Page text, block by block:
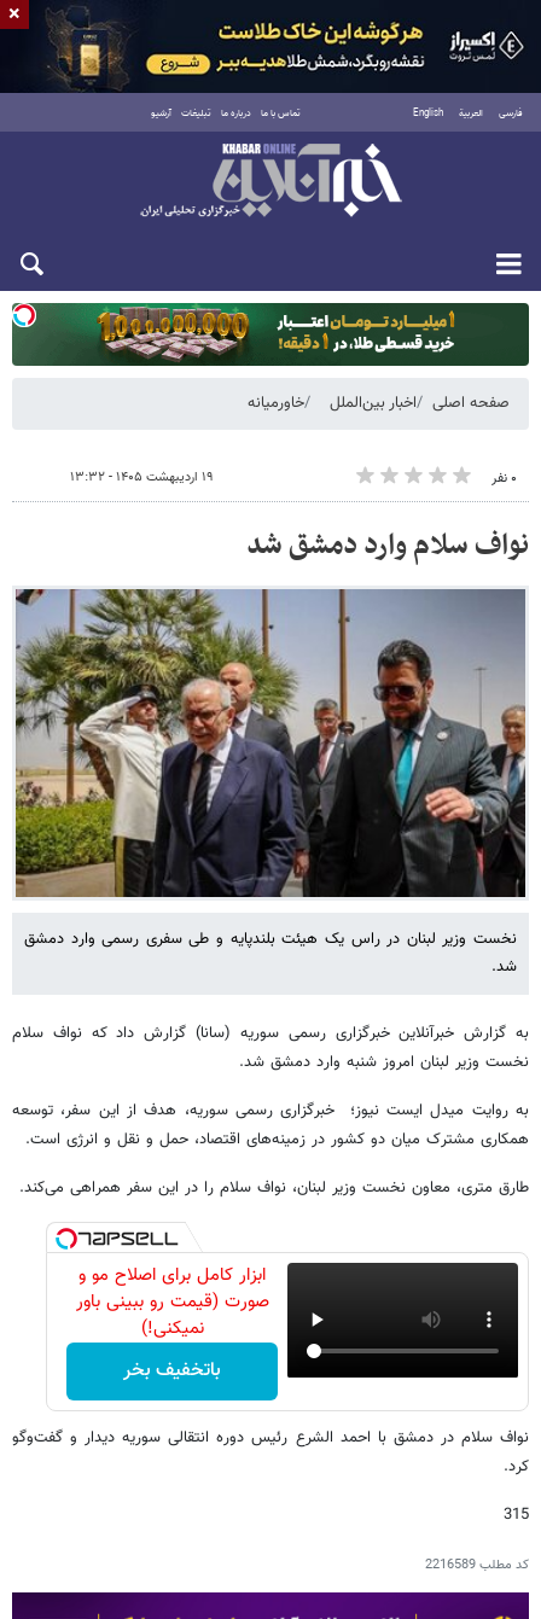
فارسی العربية English تماس با ما درباره ما تبلیغات آرشیو
یکشنبه ۱۸ مرداد ۱۴۰۵
صفحه اصلی اخبار بین‌الملل خاورمیانه
۰ نفر ۱۹ اردیبهشت ۱۴۰۵ - ۱۳:۳۲
نواف سلام وارد دمشق شد
نخست وزیر لبنان در راس یک هیئت بلندپایه و طی سفری رسمی وارد دمشق
شد.
به گزارش خبرآنلاین خبرگزاری رسمی سوریه (سانا) گزارش داد که نواف سلام
نخست وزیر لبنان امروز شنبه وارد دمشق شد.
به روایت میدل ایست نیوز؛ خبرگزاری رسمی سوریه، هدف از این سفر، توسعه
همکاری مشترک میان دو کشور در زمینه‌های اقتصاد، حمل و نقل و انرژی است.
طارق متری، معاون نخست وزیر لبنان، نواف سلام را در این سفر همراهی می‌کند.
ابزار کامل برای اصلاح مو و
صورت (قیمت رو ببینی باور
نمیکنی!)
باتخفیف بخر
نواف سلام در دمشق با احمد الشرع رئیس دوره انتقالی سوریه دیدار و گفت‌وگو
کرد.
315
کد مطلب2216589
×